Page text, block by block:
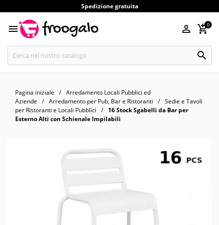
Spedizione gratuita
  0

Pagina iniziale
Arredamento Locali Pubblici ed
Aziende
Arredamento per Pub, Bar e Ristoranti
Sedie e Tavoli
per Ristoranti e Locali Pubblici
16 Stock Sgabelli da Bar per
Esterno Alti con Schienale Impilabili